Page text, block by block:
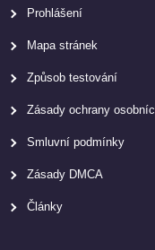
Prohlášení
Mapa stránek
Způsob testování
Zásady ochrany
Smluvní podmínky
Zásady DMCA
Články